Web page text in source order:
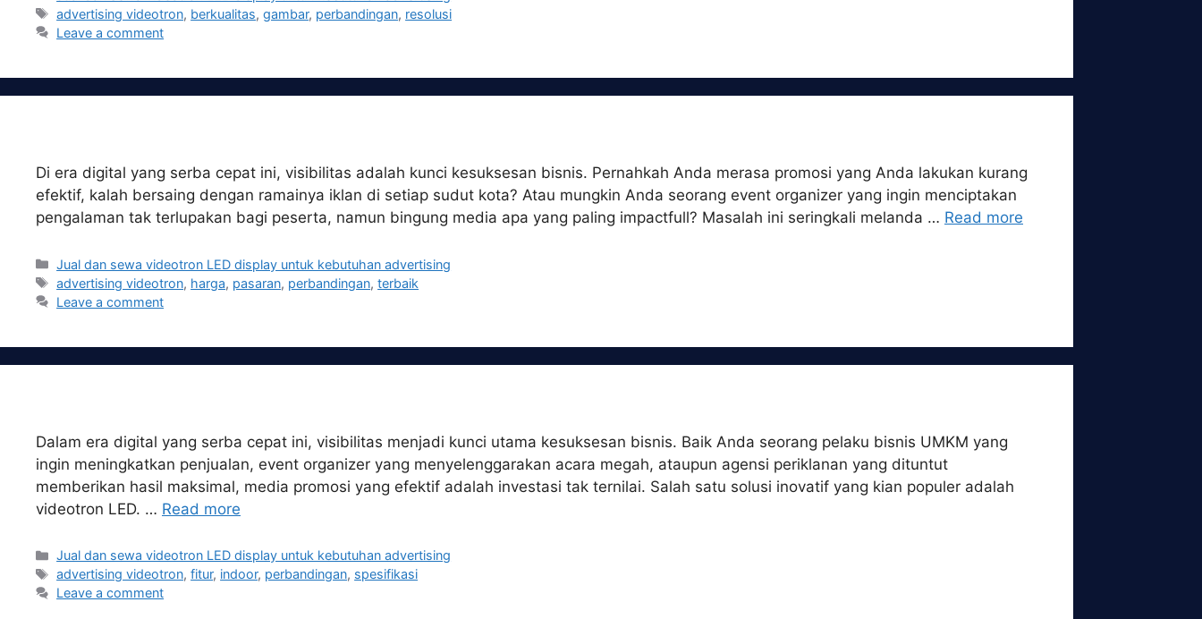
Tags
advertising videotron, berkualitas,gambar, perbandingan, resolusi
Leave a comment
Di era digital yang serba cepat ini, visibilitas adalah kunci kesuksesan bisnis. Pernahkah Anda merasa promosi yang Anda lakukan kurang
efektif, kalah bersaing dengan ramainya iklan di setiap sudut kota? Atau mungkin Anda seorang event organizer yang ingin menciptakan
pengalaman tak terlupakan bagi peserta, namun bingung media apa yang paling impactfull? Masalah ini seringkali melanda … Read more
Categories
Jual dan sewa videotron LED display untuk kebutuhan advertising
Tags
advertising videotron, harga, pasaran, perbandingan,terbaik
Leave a comment
Dalam era digital yang serba cepat ini, visibilitas menjadi kunci utama kesuksesan bisnis. Baik Anda seorang pelaku bisnis UMKM yang
ingin meningkatkan penjualan, event organizer yang menyelenggarakan acara megah, ataupun agensi periklanan yang dituntut
memberikan hasil maksimal, media promosi yang efektif adalah investasi tak ternilai. Salah satu solusi inovatif yang kian populer adalah
videotron LED. … Read more
Categories
Jual dan sewa videotron LED display untuk kebutuhan advertising
Tags
advertising videotron,fitur, indoor, perbandingan, spesifikasi
Leave a comment